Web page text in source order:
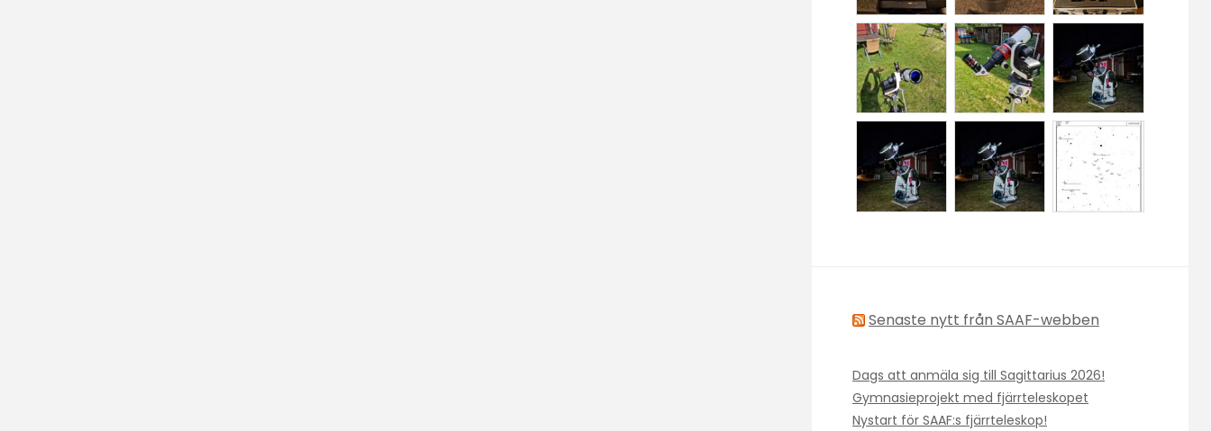
Senaste nytt från SAAF-webben
Dags att anmäla sig till Sagittarius 2026!
Gymnasieprojekt med fjärrteleskopet
Nystart för SAAF:s fjärrteleskop!